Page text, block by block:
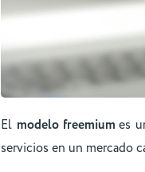
El modelo freemiumes
servicios en un mercado